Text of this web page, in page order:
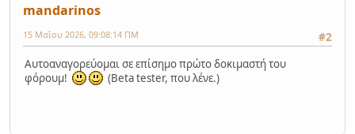
mandarinos
#2
15 Μαΐου 2026, 09:08:14 ΠΜ
Αυτοαναγορεύομαι σε επίσημο πρώτο δοκιμαστή του
φόρουμ!
(Beta tester, που λένε.)